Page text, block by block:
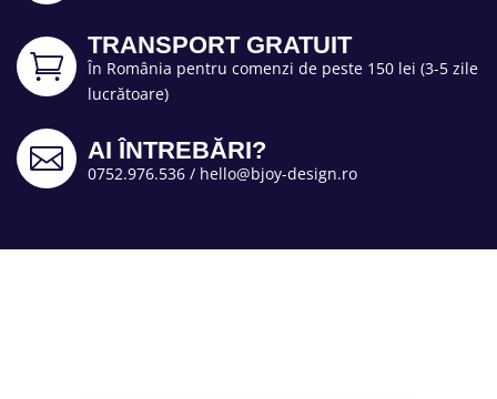

TRANSPORT GRATUIT
În România pentru comenzi de peste 150 lei (3-5 zile
lucrătoare)
 AI ÎNTREBĂRI?
0752.976.536 / hello@bjoy-design.ro